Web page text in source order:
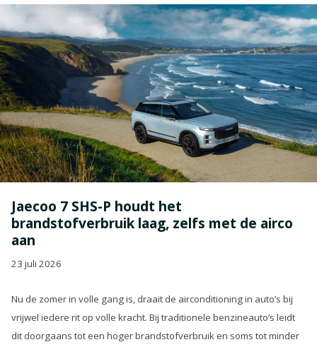
Jaecoo 7 SHS-P houdt het
brandstofverbruik laag, zelfs met de airco
aan
23 juli 2026
Nu de zomer in volle gang is, draait de airconditioning in auto’s bij
vrijwel iedere rit op volle kracht. Bij traditionele benzineauto’s leidt
dit doorgaans tot een hoger brandstofverbruik en soms tot minder